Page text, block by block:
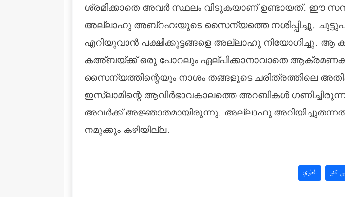
ശ്രമിക്കാതെ അവര്‍ സ്ഥലം വിടുകയാണ് ഉണ്ടായത്. ഈ
അല്ലാഹു അബ്‌റഹഃയുടെ സൈന്യത്തെ നശിപ്പിച്ചു.
എറിയുവാന്‍ പക്ഷിക്കൂട്ടങ്ങളെ അല്ലാഹു നിയോഗിച്ചു.
കഅ്ബയ്ക്ക് ഒരു പോറലും ഏല്പിക്കാനാവാതെ
സൈന്യത്തിന്റെയും നാശം തങ്ങളുടെ ചരിത്രത്തിലെ
ഇസ്‌ലാമിന്റെ ആവിര്‍ഭാവകാലത്തെ അറബികള്‍
അവര്‍ക്ക് അജ്ഞാതമായിരുന്നു. അല്ലാഹു
നമുക്കും കഴിയില്ല.
كثير الطبري